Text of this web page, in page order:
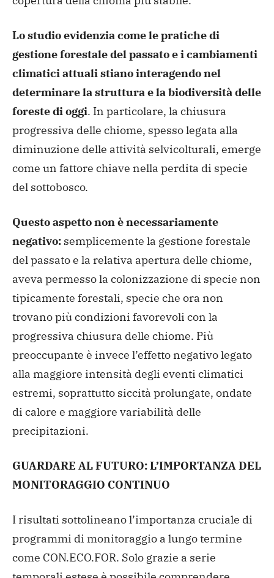
Lo studio evidenzia come le pratiche di
gestione forestale del passato e i cambiamenti
climatici attuali stiano interagendo nel
determinare la struttura e la biodiversità delle
foreste di oggi. In particolare, la chiusura
progressiva delle chiome, spesso legata alla
diminuzione delle attività selvicolturali, emerge
come un fattore chiave nella perdita di specie
del sottobosco.
Questo aspetto non è necessariamente
negativo: semplicemente la gestione forestale
del passato e la relativa apertura delle chiome,
aveva permesso la colonizzazione di specie non
tipicamente forestali, specie che ora non
trovano più condizioni favorevoli con la
progressiva chiusura delle chiome. Più
preoccupante è invece l’effetto negativo legato
alla maggiore intensità degli eventi climatici
estremi, soprattutto siccità prolungate, ondate
di calore e maggiore variabilità delle
precipitazioni.
GUARDARE AL FUTURO: L’IMPORTANZA DEL
MONITORAGGIO CONTINUO
I risultati sottolineano l’importanza cruciale di
programmi di monitoraggio a lungo termine
come CON.ECO.FOR. Solo grazie a serie